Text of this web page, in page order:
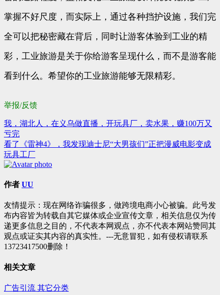
掌握不好尺度，而实际上，通过各种挡护设施，我们完
全可以把秘密藏在背后，同时让游客体验到工业的精
彩，工业旅游是关于你给游客呈现什么，而不是游客能
看到什么。希望你的工业旅游能够无限精彩。
举报/反馈
文
章
导
我，湖北人，在义乌做直播，开玩具厂，卖水果，赚100万又
亏完
看了《雷神4》，我发现迪士尼“大男孩们”正把漫威电影变成
玩具工厂
作者 UU
友情提示：现在网络诈骗很多，做跨境电商小心被骗。此号发
布内容皆为转载自其它媒体或企业宣传文章，相关信息仅为传
递更多信息之目的，不代表本网观点，亦不代表本网站赞同其
观点或证实其内容的真实性。---无意冒犯，如有侵权请联系
13723417500删除！
相关文章
广告引流 其它分类